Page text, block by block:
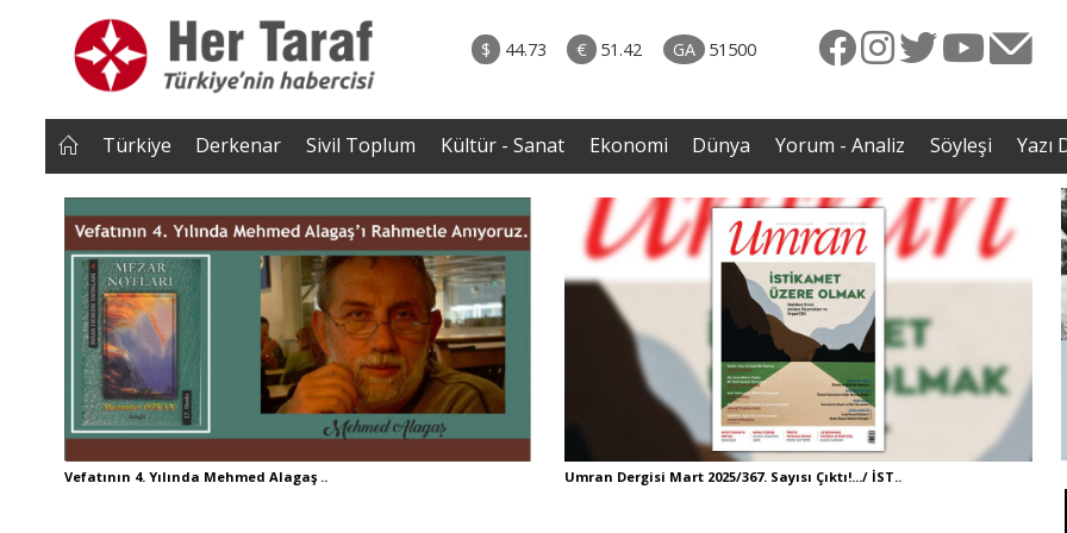
$ 44.73 € 51.42 GA 51500
• İnsan Haklarının Hakkettiği İlgi ve Hakketmediği
İlgisizlik|Zeki Savaş
• Sırbistan’dan Theodor Herzl’in babaannesi ile
dedesine devlet töreni
Türkiye Derkenar Sivil Toplum Kültür - Sanat Ekonomi Dünya Yorum - Analiz Söyleşi Yazı
Vefatının 4. Yılında Mehmed Alagaş .. Umran Dergisi Mart 2025/367. Sayısı Çıktı!.../ İST..